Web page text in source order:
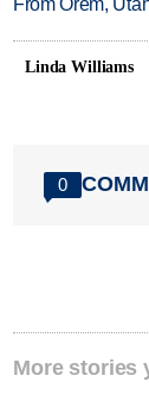
Linda Williams
0
More stories